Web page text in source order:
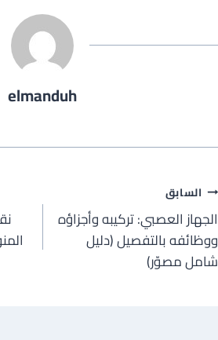
elmanduh
تصفّح
المقالات
السابق
الجهاز العصبي: تركيبه وأجزاؤه
ووظائفه بالتفصيل (دليل
شامل مصوّر)